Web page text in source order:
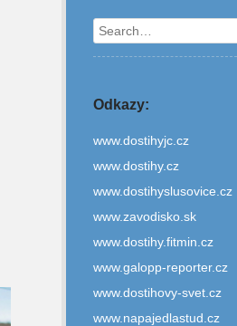
Search
Odkazy:
www.dostihyjc.cz
www.dostihy.cz
www.dostihyslusovice.cz
www.zavodisko.sk
www.dostihy.fitmin.cz
www.galopp-reporter.cz
www.dostihovy-svet.cz
www.napajedlastud.cz